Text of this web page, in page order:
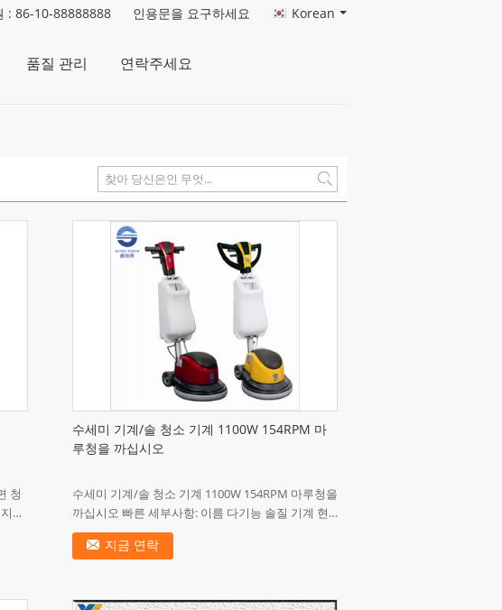
: 86-10-88888888 인용문을 요구하세요 Korean
품질 관리 연락주세요
Search
청
면
수세미 기계/솔 청소 기계 1100W 154RPM 마
루청을 까십시오
수세미 기계/솔 청소 기계 1100W 154RPM 마루청을
까십시오 빠른 세부사항: 이름 다기능 솔질 기계 현
재 6.92A 전압/주파수 220VAC/50Hz 솔 회전 속도 ...
지금 연락